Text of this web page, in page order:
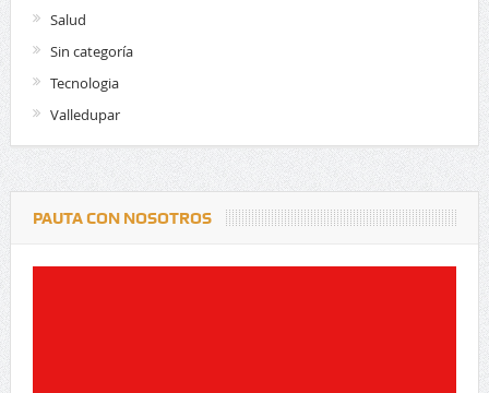
Salud
Sin categoría
Tecnologia
Valledupar
PAUTA CON NOSOTROS